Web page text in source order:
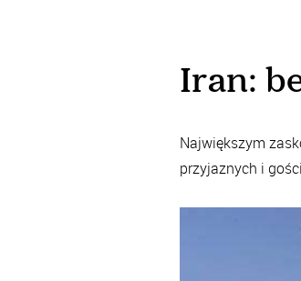
Iran:
Największym
przyjaznych i